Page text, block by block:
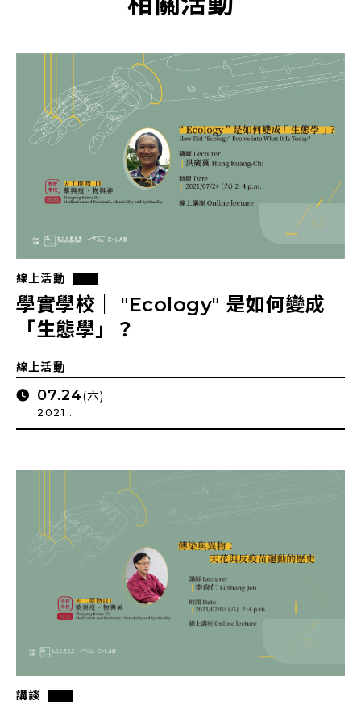
線上活動
學實學校｜ "Ecology" 是如何變成
「生態學」？
線上活動
07.24(六)
2021 .
講談